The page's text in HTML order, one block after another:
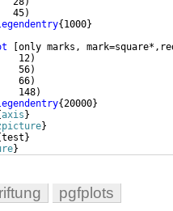
45)
{1000}
[only marks,
12)
56)
66)
148)
{20000}
axis}
}
test}
}
pgfplots